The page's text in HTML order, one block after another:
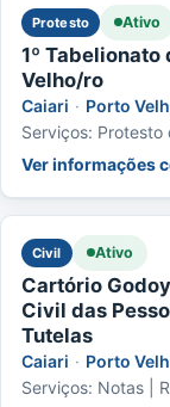
Protesto Ativo
1º
Velho/ro
Caiari · Porto
Serviços: Protesto
Ver informações
Civil Ativo
Cartório
Civil das
Tutelas
Caiari · Porto
Serviços: Notas |